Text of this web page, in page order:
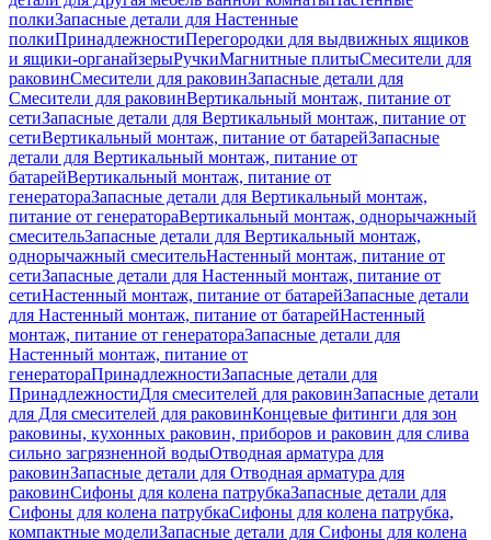
полкиЗапасные детали для Настенные
полкиПринадлежностиПерегородки для выдвижных ящиков
и ящики-органайзерыРучкиМагнитные плитыСмесители для
раковинСмесители для раковинЗапасные детали для
Смесители для раковинВертикальный монтаж, питание от
сетиЗапасные детали для Вертикальный монтаж, питание от
сетиВертикальный монтаж, питание от батарейЗапасные
детали для Вертикальный монтаж, питание от
батарейВертикальный монтаж, питание от
генератораЗапасные детали для Вертикальный монтаж,
питание от генератораВертикальный монтаж, однорычажный
смесительЗапасные детали для Вертикальный монтаж,
однорычажный смесительНастенный монтаж, питание от
сетиЗапасные детали для Настенный монтаж, питание от
сетиНастенный монтаж, питание от батарейЗапасные детали
для Настенный монтаж, питание от батарейНастенный
монтаж, питание от генератораЗапасные детали для
Настенный монтаж, питание от
генератораПринадлежностиЗапасные детали для
ПринадлежностиДля смесителей для раковинЗапасные детали
для Для смесителей для раковинКонцевые фитинги для зон
раковины, кухонных раковин, приборов и раковин для слива
сильно загрязненной водыОтводная арматура для
раковинЗапасные детали для Отводная арматура для
раковинСифоны для колена патрубкаЗапасные детали для
Сифоны для колена патрубкаСифоны для колена патрубка,
компактные моделиЗапасные детали для Сифоны для колена